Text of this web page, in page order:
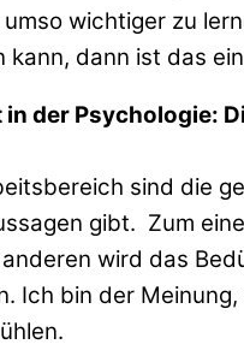
wichtiger zu
dann ist das
der Psychologie:
sind die
gibt. Zum
wird das
Ich bin der